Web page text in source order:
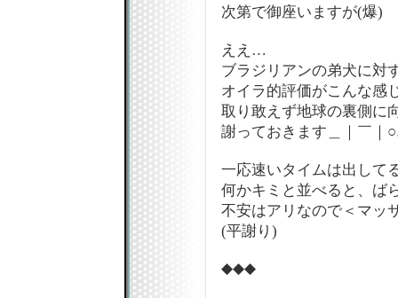
次第で御座いますが(爆)
ええ…
ブラジリアンの弟犬に対
オイラ的評価がこんな感
取り敢えず地球の裏側に
謝っておきます＿｜￣｜
一応速いタイムは出して
何かキミと並べると、ば
不安はアリなので＜マッ
(平謝り)
◆◆◆